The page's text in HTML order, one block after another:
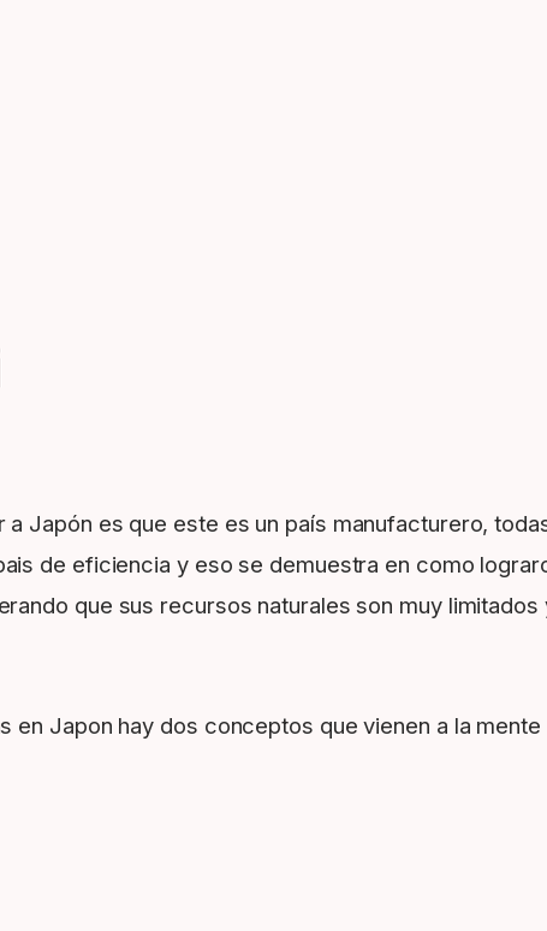
Japón es que este es un país manufacturero,
de eficiencia y eso se demuestra en como
que sus recursos naturales son muy
en Japon hay dos conceptos que vienen a la mente